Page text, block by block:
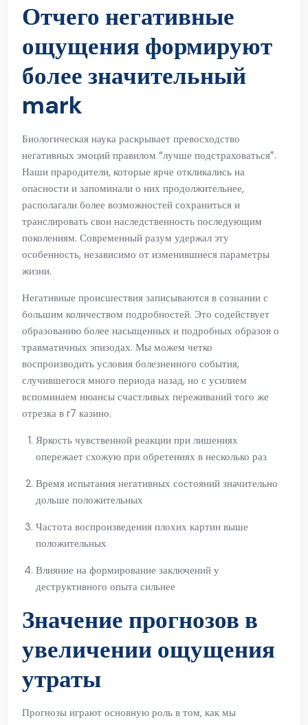
Отчего негативные
ощущения формируют
более значительный
mark
Биологическая наука раскрывает превосходство
негативных эмоций правилом “лучше подстраховаться”.
Наши прародители, которые ярче откликались на
опасности и запоминали о них продолжительнее,
располагали более возможностей сохраниться и
транслировать свои наследственность последующим
поколениям. Современный разум удержал эту
особенность, независимо от изменившиеся параметры
жизни.
Негативные происшествия записываются в сознании с
большим количеством подробностей. Это содействует
образованию более насыщенных и подробных образов о
травматичных эпизодах. Мы можем четко
воспроизводить условия болезненного события,
случившегося много периода назад, но с усилием
вспоминаем нюансы счастливых переживаний того же
отрезка в r7 казино.
Яркость чувственной реакции при лишениях
опережает схожую при обретениях в несколько раз
Время испытания негативных состояний значительно
дольше положительных
Частота воспроизведения плохих картин выше
положительных
Влияние на формирование заключений у
деструктивного опыта сильнее
Значение прогнозов в
увеличении ощущения
утраты
Прогнозы играют основную роль в том, как мы